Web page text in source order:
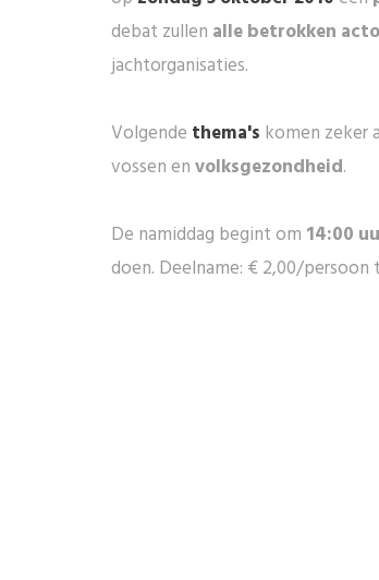
debat zullen alle betrokken
jachtorganisaties.
Volgende thema's komen zeker
vossen envolksgezondheid.
De namiddag begint om 14:00
doen. Deelname: € 2,00/